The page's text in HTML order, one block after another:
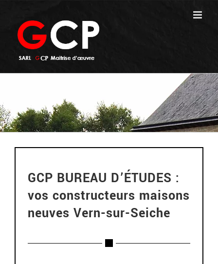
contenu
GCP BUREAU D’ÉTUDES :
vos constructeurs maisons
neuves Vern-sur-Seiche